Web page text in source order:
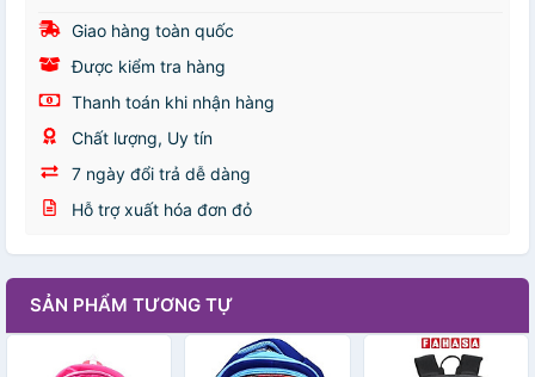
Giao hàng toàn quốc
Được kiểm tra hàng
Thanh toán khi nhận hàng
Chất lượng, Uy tín
7 ngày đổi trả dễ dàng
Hỗ trợ xuất hóa đơn đỏ
SẢN PHẨM TƯƠNG TỰ